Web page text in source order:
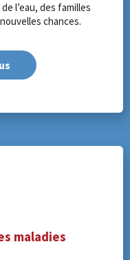
l’eau, des familles
chances.
maladies